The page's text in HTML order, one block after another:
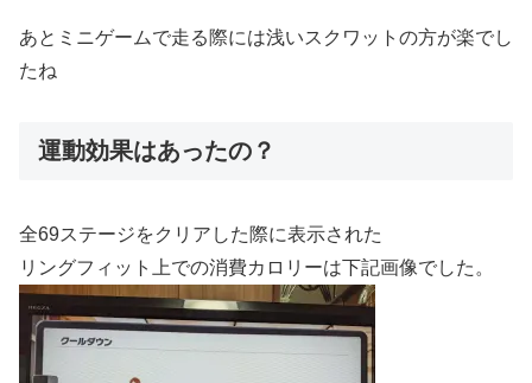
あとミニゲームで走る際には浅いスクワットの方が楽でし
たね
運動効果はあったの？
全69ステージをクリアした際に表示された
リングフィット上での消費カロリーは下記画像でした。